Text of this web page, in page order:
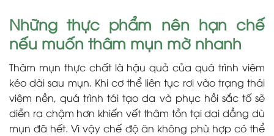
Những thực phẩm nên hạn chế
nếu muốn thâm mụn mờ nhanh
Thâm mụn thực chất là hậu quả của quá trình viêm
kéo dài sau mụn. Khi cơ thể liên tục rơi vào trạng thái
viêm nền, quá trình tái tạo da và phục hồi sắc tố sẽ
diễn ra chậm hơn khiến vết thâm tồn tại dai dẳng dù
mụn đã hết. Vì vậy chế độ ăn không phù hợp có thể